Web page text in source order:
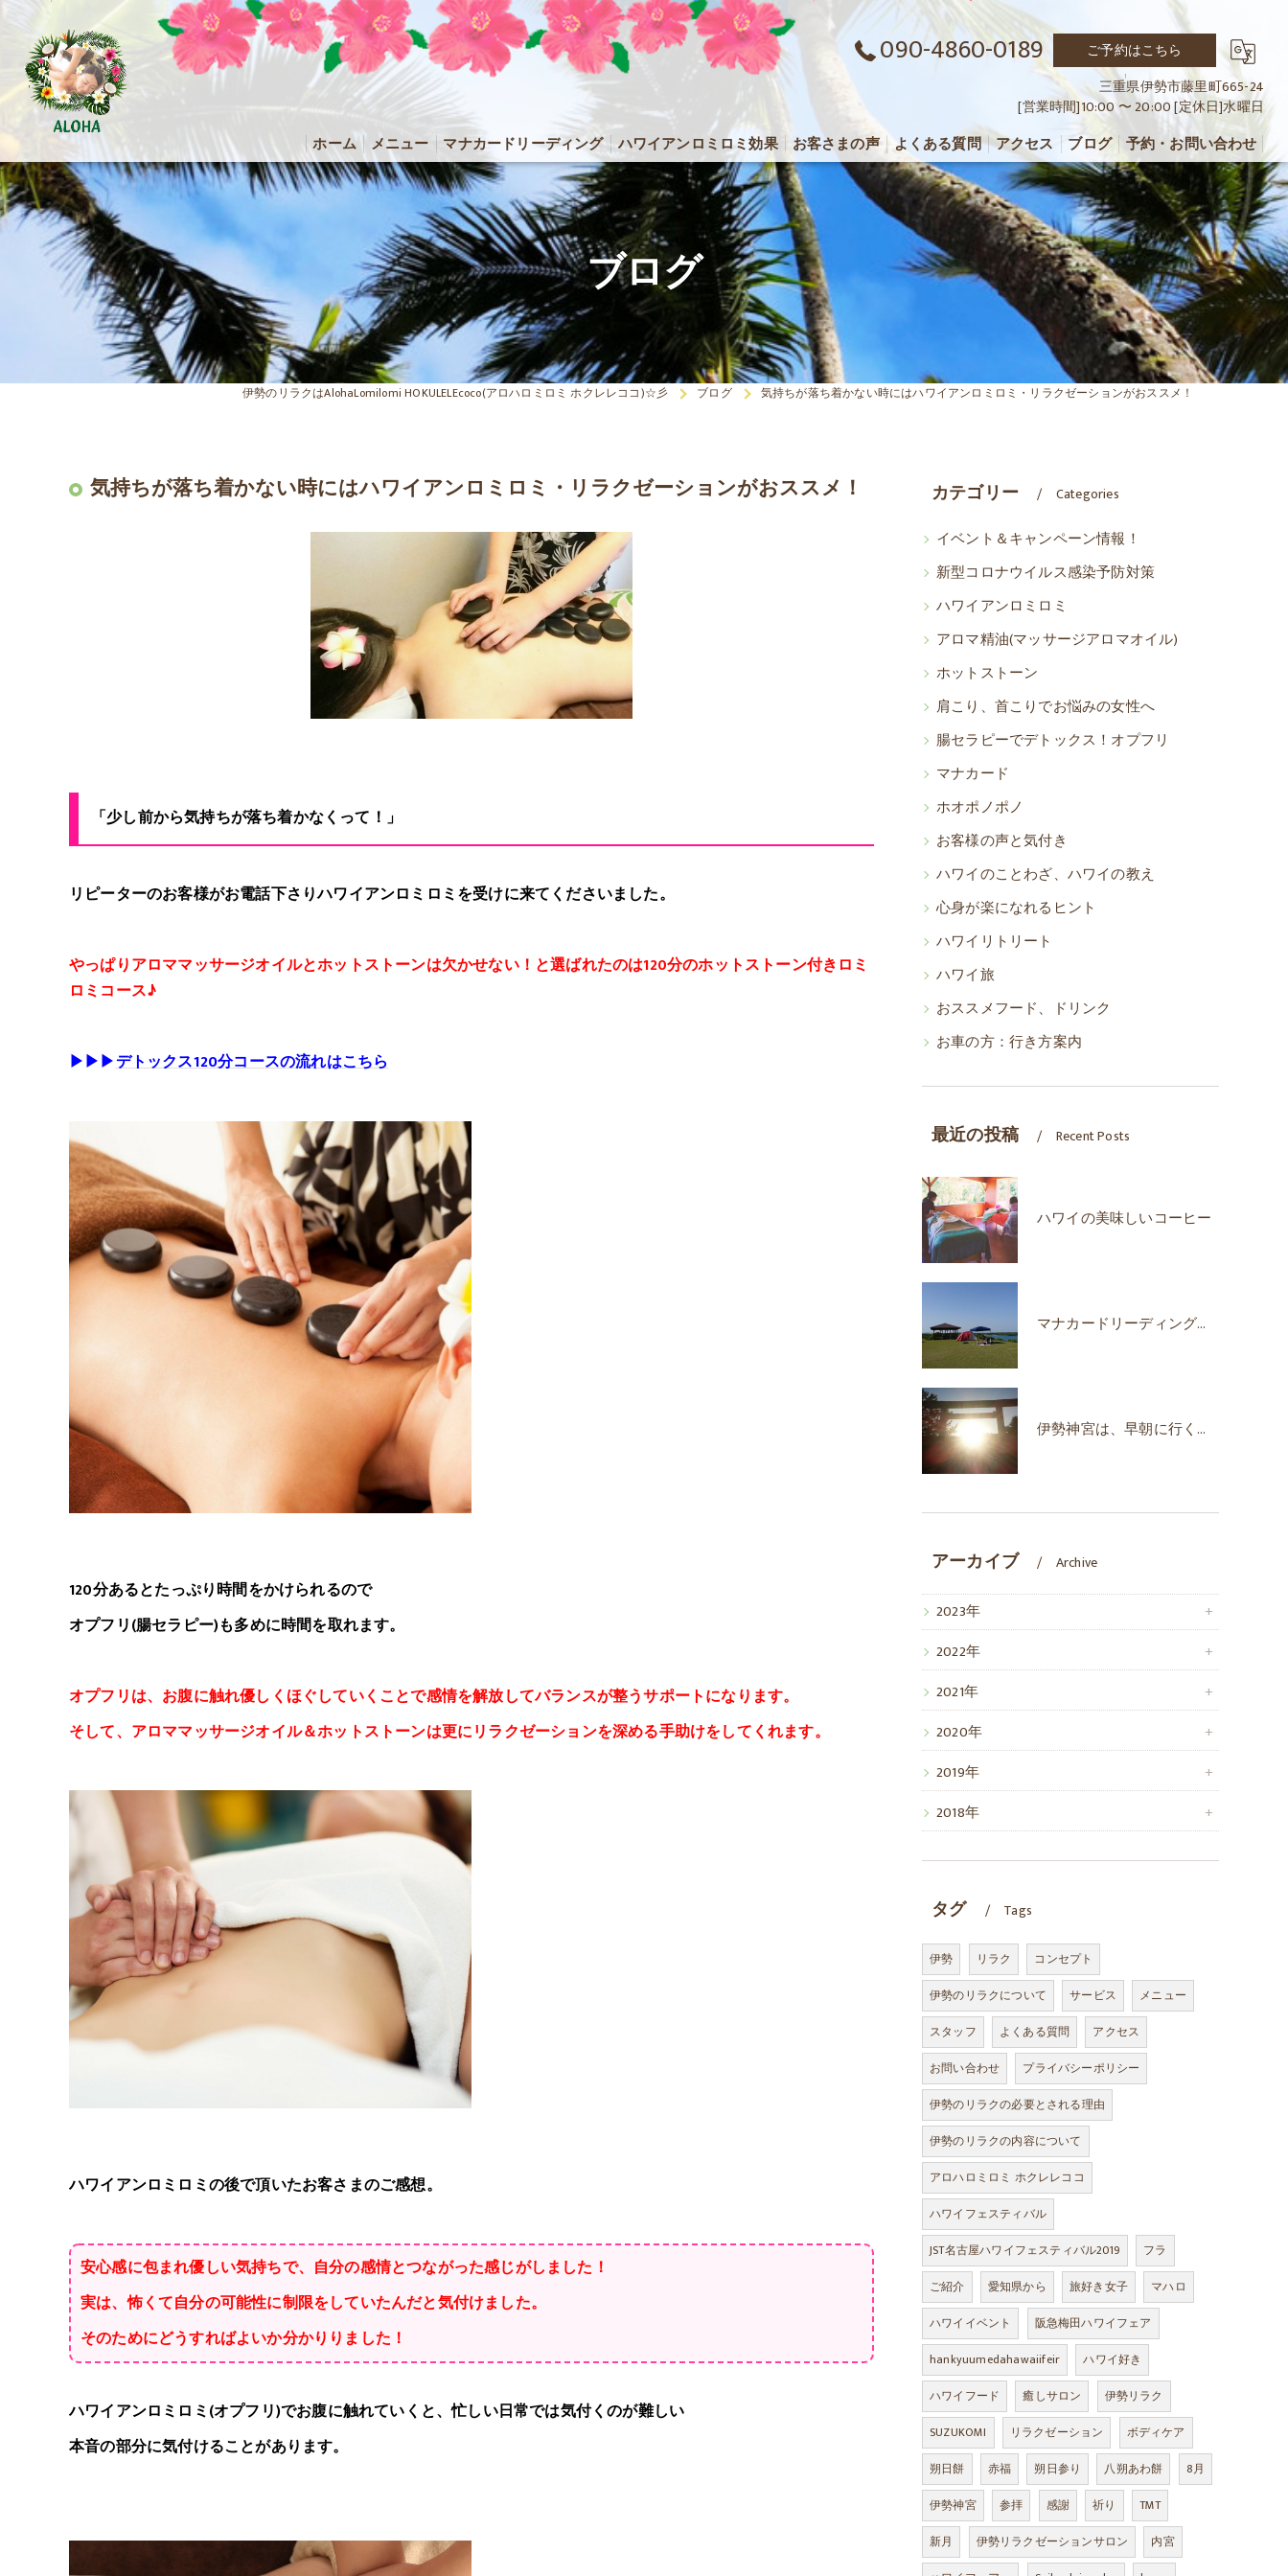
090-4860-0189
ご予約はこちら
三重県伊勢市藤里町665-24
[営業時間]10:00 〜 20:00 [定休日]水曜日
ホーム メニュー マナカードリーディング ハワイアンロミロミ効果 お客さまの声 よくある質問 アクセス ブログ 予約・お問い合わせ
ブログ
伊勢のリラクはAlohaLomilomi HOKULELEcoco(アロハロミロミ ホクレレココ)☆彡 ブログ 気持ちが落ち着かない時にはハワイアンロミロミ・リラクゼーションがおススメ！
気持ちが落ち着かない時にはハワイアンロミロミ・リラクゼーションがおススメ！
「少し前から気持ちが落ち着かなくって！」
リピーターのお客様がお電話下さりハワイアンロミロミを受けに来てくださいました。
やっぱりアロママッサージオイルとホットストーンは欠かせない！と選ばれたのは120分のホットストーン付きロミ
ロミコース♪
▶▶▶デトックス120分コースの流れはこちら
120分あるとたっぷり時間をかけられるので
オプフリ(腸セラピー)も多めに時間を取れます。
オプフリは、お腹に触れ優しくほぐしていくことで感情を解放してバランスが整うサポートになります。
そして、アロママッサージオイル＆ホットストーンは更にリラクゼーションを深める手助けをしてくれます。
ハワイアンロミロミの後で頂いたお客さまのご感想。
安心感に包まれ優しい気持ちで、自分の感情とつながった感じがしました！
実は、怖くて自分の可能性に制限をしていたんだと気付けました。
そのためにどうすればよいか分かりりました！
ハワイアンロミロミ(オプフリ)でお腹に触れていくと、忙しい日常では気付くのが難しい
本音の部分に気付けることがあります。
カテゴリー Categories
イベント＆キャンペーン情報！
新型コロナウイルス感染予防対策
ハワイアンロミロミ
アロマ精油(マッサージアロマオイル)
ホットストーン
肩こり、首こりでお悩みの女性へ
腸セラピーでデトックス！オプフリ
マナカード
ホオポノポノ
お客様の声と気付き
ハワイのことわざ、ハワイの教え
心身が楽になれるヒント
ハワイリトリート
ハワイ旅
おススメフード、ドリンク
お車の方：行き方案内
最近の投稿 Recent Posts
ハワイの美味しいコーヒー
マナカードリーディングで自己肯定感が上がった！
伊勢神宮は、早朝に行くのがオススメな時期♪
アーカイブ Archive
2023年
2022年
2021年
2020年
2019年
2018年
タグ Tags
伊勢 リラク
コンセプト
伊勢のリラクについて
サービス
メニュー
スタッフ
よくある質問
アクセス
お問い合わせ
プライバシーポリシー
伊勢のリラクの必要とされる理由
伊勢のリラクの内容について
アロハロミロミ ホクレレココ
ハワイフェスティバル
JST名古屋ハワイフェスティバル2019
フラ
ご紹介
愛知県から 旅好き女子
マハロ
ハワイイベント
阪急梅田ハワイフェア
hankyuumedahawaiifeir
ハワイ好き
ハワイフード
癒しサロン
伊勢リラク
SUZUKOMI
リラクゼーション
ボディケア
朔日餅
赤福 朔日参り 八朔あわ餅
8月
伊勢神宮
参拝 感謝 祈り
TMT
新月
伊勢リラクゼーションサロン
内宮